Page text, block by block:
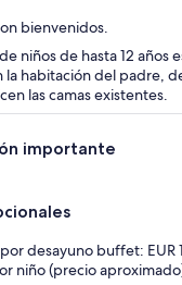
bienvenidos.
niños de hasta 12 años
la habitación del padre,
las camas existentes.
importante
desayuno buffet: EUR
niño (precio